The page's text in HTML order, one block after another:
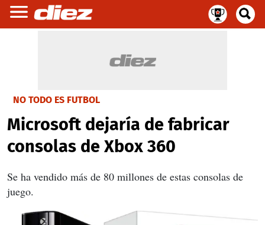
NO TODO ES FUTBOL
Microsoft dejaría de fabricar
consolas de Xbox 360
Se ha vendido más de 80 millones de estas consolas de
juego.